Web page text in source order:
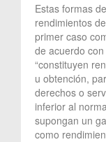
Estas formas
rendimientos
primer caso
de acuerdo
“constituyen
u obtención,
derechos o
inferior al
supongan un
como